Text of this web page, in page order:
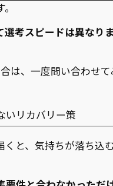
選考スピードは異なり
は、一度問い合わせ
いリカバリー策
くと、気持ちが落ち込